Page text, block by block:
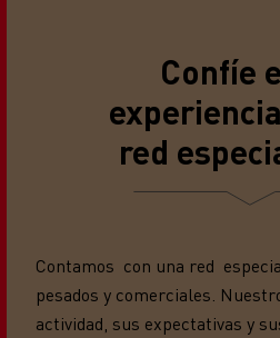
Confíe
red
Contamos con una red
pesados y comerciales.
actividad, sus expectativas y